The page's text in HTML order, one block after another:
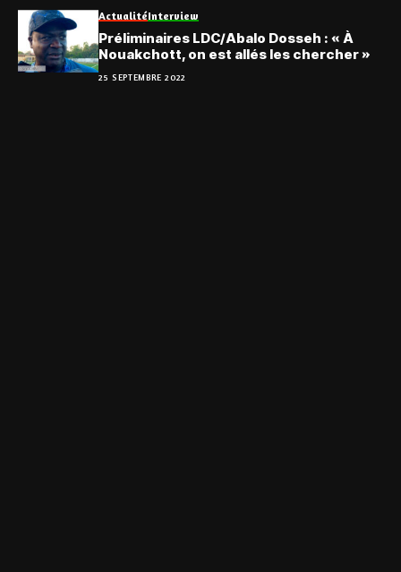
ActualitéInterview
Préliminaires LDC/Abalo Dosseh : « À
Nouakchott, on est allés les chercher »
25 SEPTEMBRE 2022